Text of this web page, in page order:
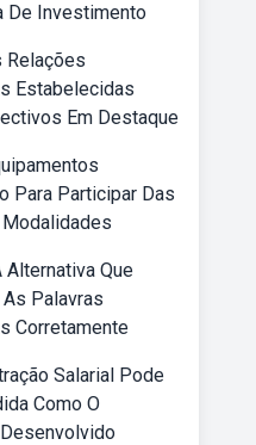
De Investimento
Relações
Estabelecidas
Em Destaque
Para Participar Das
Alternativa Que
Palavras
Corretamente
Salarial Pode
Como O